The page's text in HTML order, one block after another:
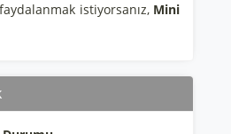
istiyorsanız, Mini